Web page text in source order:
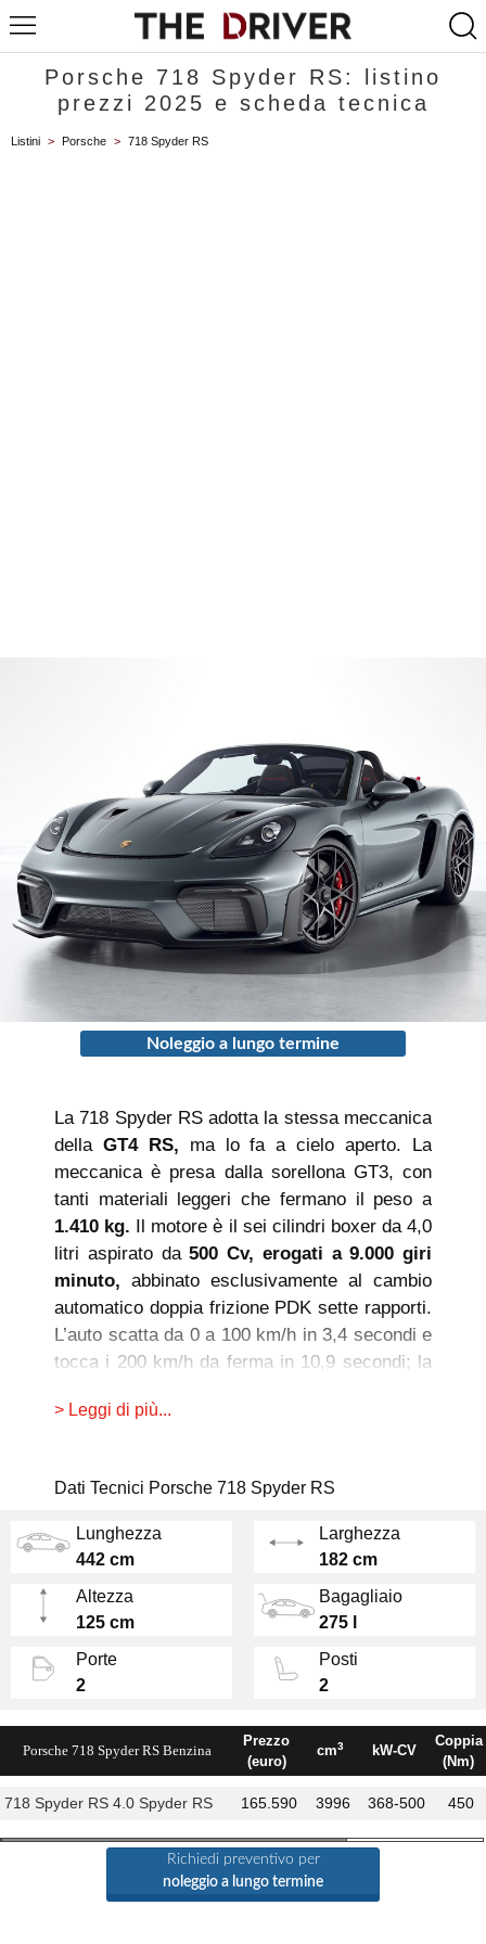
Porsche 718 Spyder RS: listino
prezzi 2025 e scheda tecnica
Listini > Porsche > 718 Spyder RS
Noleggio a lungo termine
La 718 Spyder RS adotta la stessa meccanica
della GT4 RS, ma lo fa a cielo aperto. La
meccanica è presa dalla sorellona GT3, con
tanti materiali leggeri che fermano il peso a
1.410 kg. Il motore è il sei cilindri boxer da 4,0
litri aspirato da500 Cv, erogati a 9.000 giri
minuto, abbinato esclusivamente al cambio
automatico doppia frizione PDK sette rapporti.
L’auto scatta da 0 a 100 km/h in 3,4 secondi e
tocca i 200 km/h da ferma in 10,9 secondi; la
L'assetto è più basso di ben 3 cm rispetto alla
differenziale autobloccante meccanico e i
cerchi in lega forgiati da 20 pollici.
> Leggi di più...
Dati Tecnici Porsche 718 Spyder RS
Lunghezza
442 cm
Larghezza
182 cm
Altezza
125 cm
Bagagliaio
275 l
Porte
2
Posti
2
Porsche 718 Spyder RS Benzina
Prezzo
(euro)
cm3 kW-CV
Coppia
(Nm)
718 Spyder RS 4.0 Spyder RS 165.590 3996 368-500 450
Richiedi preventivo per
noleggio a lungo termine